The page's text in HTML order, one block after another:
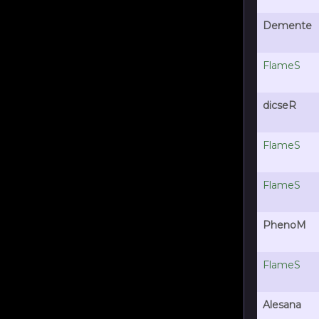
Demente
FlameS
dicseR
FlameS
FlameS
PhenoM
FlameS
Alesana